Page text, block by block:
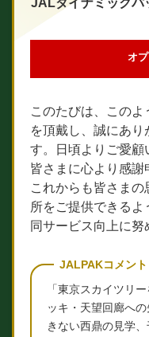
オ
このたびは、このよ
を頂戴し、誠にあり
す。日頃よりご愛顧
皆さまに心より感謝
これからも皆さまの
所をご提供できるよ
同サービス向上に努
JALPAKコメント
「東京スカイツリ
ッキ・天望回廊へ
きない西鼎の見学